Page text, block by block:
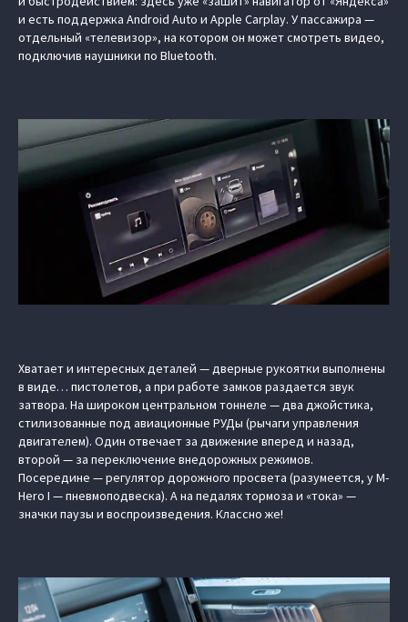
и есть поддержка Android Auto и Apple Carplay. У пассажира —
отдельный «телевизор», на котором он может смотреть видео,
подключив наушники по Bluetooth.
Хватает и интересных деталей — дверные рукоятки выполнены
в виде… пистолетов, а при работе замков раздается звук
затвора. На широком центральном тоннеле — два джойстика,
стилизованные под авиационные РУДы (рычаги управления
двигателем). Один отвечает за движение вперед и назад,
второй — за переключение внедорожных режимов.
Посередине — регулятор дорожного просвета (разумеется, у M-
Hero I — пневмоподвеска). А на педалях тормоза и «тока» —
значки паузы и воспроизведения. Классно же!